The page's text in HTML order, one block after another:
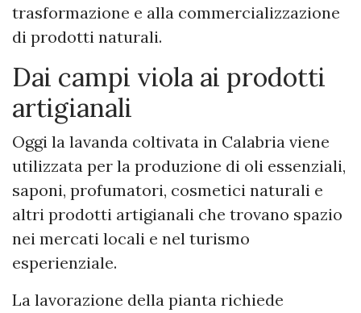
trasformazione e alla commercializzazione
di prodotti naturali.
Dai campi viola ai prodotti
artigianali
Oggi la lavanda coltivata in Calabria viene
utilizzata per la produzione di oli essenziali,
saponi, profumatori, cosmetici naturali e
altri prodotti artigianali che trovano spazio
nei mercati locali e nel turismo
esperienziale.
La lavorazione della pianta richiede